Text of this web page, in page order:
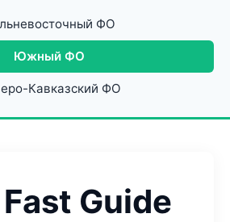
ФО
Южный ФО
Кавказский ФО
Guide